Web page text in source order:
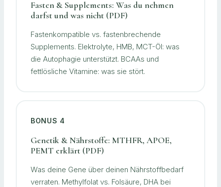
Fasten & Supplements: Was du nehmen
darfst und was nicht (PDF)
Fastenkompatible vs. fastenbrechende
Supplements. Elektrolyte, HMB, MCT-Öl: was
die Autophagie unterstützt. BCAAs und
fettlösliche Vitamine: was sie stört.
BONUS 4
Genetik & Nährstoffe: MTHFR, APOE,
PEMT erklärt (PDF)
Was deine Gene über deinen Nährstoffbedarf
verraten. Methylfolat vs. Folsäure, DHA bei